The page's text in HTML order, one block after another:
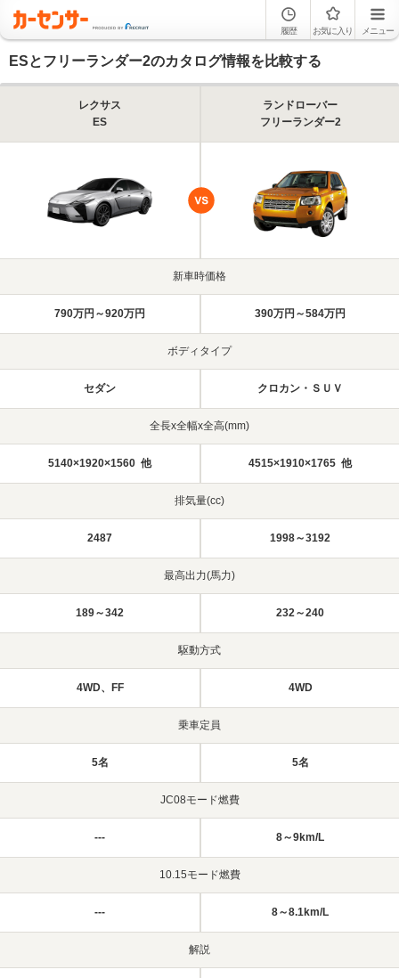
履歴 お気に入り メニュー
ESとフリーランダー2のカタログ情報を比較する
レクサス
ES
ランドローバー
フリーランダー2
新車時価格
790万円～920万円 390万円～584万円
ボディタイプ
セダン クロカン・ＳＵＶ
全長x全幅x全高(mm)
5140×1920×1560 他 4515×1910×1765 他
排気量(cc)
2487 1998～3192
最高出力(馬力)
189～342 232～240
駆動方式
4WD、FF 4WD
乗車定員
5名 5名
JC08モード燃費
--- 8～9km/L
10.15モード燃費
--- 8～8.1km/L
解説